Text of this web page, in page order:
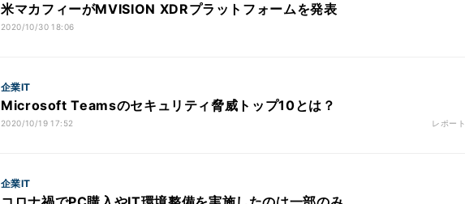
米マカフィーがMVISION XDRプラットフォームを発表
2020/10/30 18:06
企業IT
Microsoft Teamsのセキュリティ脅威トップ10とは？
2020/10/19 17:52 レポート
企業IT